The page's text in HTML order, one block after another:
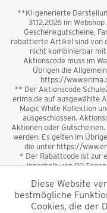
**KI-generierte
31.12.2026 im
Geschenkgutscheine,
rabattierte Artikel sind von
nicht kombinierbar
Aktionscode muss im
Übrigen die
https://
** Der Aktionscode
erima.de auf ausgewählte
Magic White Kollektion
ausgeschlossen.
Aktionen oder
werden. Es gelten im
die unter https://
* Der Rabattcode ist zur
innerhalb von 90
sowie
Rabattcode ist nicht
kombinierbar.
Diese Website
bestmögliche
Cookies, die der